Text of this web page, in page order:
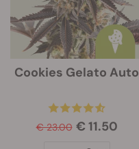
Cookies Gelato Auto
€ 23.00 € 11.50